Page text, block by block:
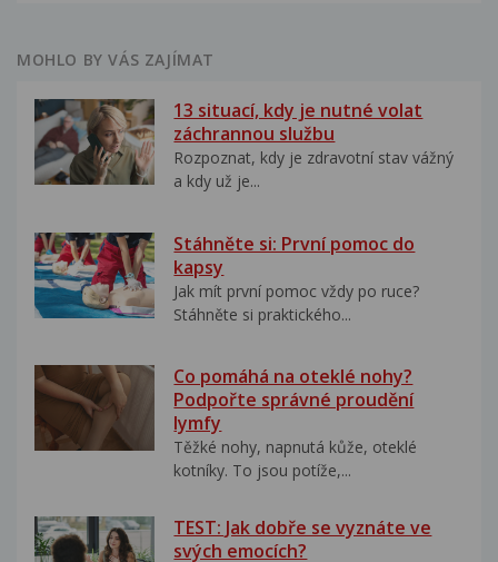
MOHLO BY VÁS ZAJÍMAT
13 situací, kdy je nutné volat
záchrannou službu
Rozpoznat, kdy je zdravotní stav vážný
a kdy už je...
Stáhněte si: První pomoc do
kapsy
Jak mít první pomoc vždy po ruce?
Stáhněte si praktického...
Co pomáhá na oteklé nohy?
Podpořte správné proudění
lymfy
Těžké nohy, napnutá kůže, oteklé
kotníky. To jsou potíže,...
TEST: Jak dobře se vyznáte ve
svých emocích?